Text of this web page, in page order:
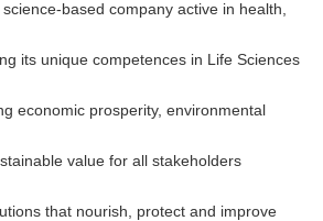
based company active in health,
its unique competences in Life Sciences
economic prosperity, environmental
value for all stakeholders
that nourish, protect and improve